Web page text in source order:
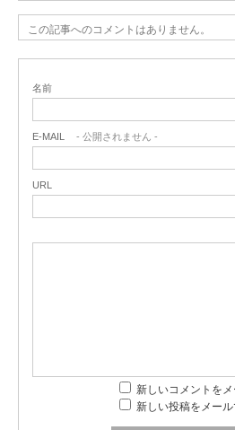
この記事へのコメントはありません。
名前
E-MAIL - 公開されません -
URL
新しいコメントを
新しい投稿をメー